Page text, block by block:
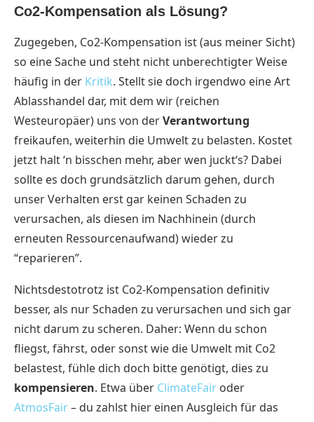
Co2-Kompensation als Lösung?
Zugegeben, Co2-Kompensation ist (aus meiner Sicht)
so eine Sache und steht nicht unberechtigter Weise
häufig in der Kritik. Stellt sie doch irgendwo eine Art
Ablasshandel dar, mit dem wir (reichen
Westeuropäer) uns von derVerantwortung
freikaufen, weiterhin die Umwelt zu belasten. Kostet
jetzt halt ‘n bisschen mehr, aber wen juckt‘s? Dabei
sollte es doch grundsätzlich darum gehen, durch
unser Verhalten erst gar keinen Schaden zu
verursachen, als diesen im Nachhinein (durch
erneuten Ressourcenaufwand) wieder zu
“reparieren”.
Nichtsdestotrotz ist Co2-Kompensation definitiv
besser, als nur Schaden zu verursachen und sich gar
nicht darum zu scheren. Daher: Wenn du schon
fliegst, fährst, oder sonst wie die Umwelt mit Co2
belastest, fühle dich doch bitte genötigt, dies zu
kompensieren. Etwa über ClimateFair oder
AtmosFair– du zahlst hier einen Ausgleich für das